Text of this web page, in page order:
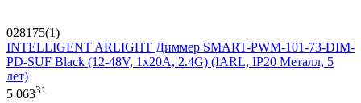
028175(1)
INTELLIGENT ARLIGHT Диммер SMART-PWM-101-73-DIM-
PD-SUF Black (12-48V, 1x20A, 2.4G) (IARL, IP20 Металл, 5
лет)
5 06331